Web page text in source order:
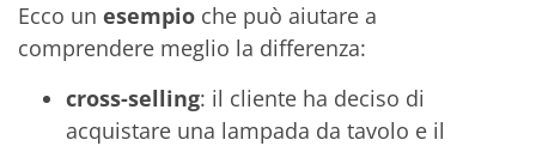
Ecco un esempio che può aiutare a
comprendere meglio la differenza:
cross-selling: il cliente ha deciso di
acquistare una lampada da tavolo e il